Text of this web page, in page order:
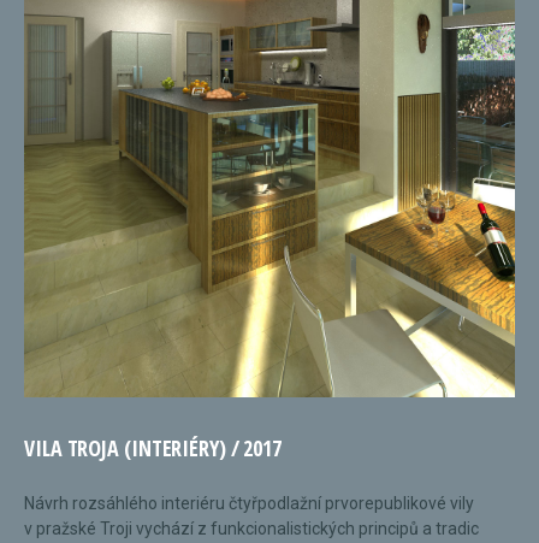
VILA TROJA (INTERIÉRY) / 2017
Návrh rozsáhlého interiéru čtyřpodlažní prvorepublikové vily
v pražské Troji vychází z funkcionalistických principů a tradic